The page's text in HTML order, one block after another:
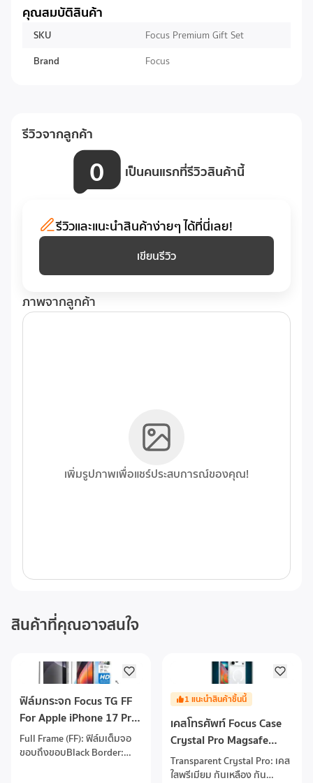
คุณสมบัติสินค้า
SKU Focus Premium Gift Set
Brand Focus
รีวิวจากลูกค้า
0 เป็นคนแรกที่รีวิวสินค้านี้
รีวิวและแนะนำสินค้าง่ายๆ ได้ที่นี่เลย!
เขียนรีวิว
ภาพจากลูกค้า
เพิ่มรูปภาพเพื่อแชร์ประสบการณ์ของคุณ!
สินค้าที่คุณอาจสนใจ
ฟิล์มกระจก Focus TG FF
For Apple iPhone 17 Pro
/ 17 pro Max
Full Frame (FF): ฟิล์มเต็มจอ
ขอบถึงขอบBlack Border:
1แนะนำสินค้าชิ้นนี้
เคสโทรศัพท์ Focus Case
Crystal Pro Magsafe
iPhone 17 Pro/ 17 Pro
Max Transparent
Transparent Crystal Pro: เคส
ใสพรีเมียม กันเหลือง กัน